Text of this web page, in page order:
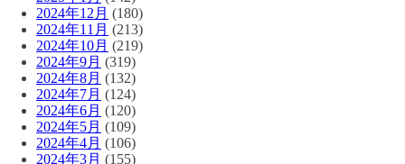
2024年12月 (180)
2024年11月 (213)
2024年10月 (219)
2024年9月 (319)
2024年8月 (132)
2024年7月 (124)
2024年6月 (120)
2024年5月 (109)
2024年4月 (106)
2024年3月 (155)